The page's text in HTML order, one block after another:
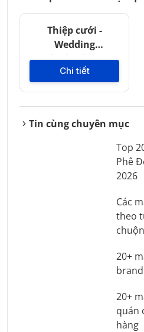
Thiệp cưới -
Wedding
invitation
Chi tiết
Tin cùng chuyên mục
Top
Phê
2026
Các
theo
20+
20+
quán
hàng